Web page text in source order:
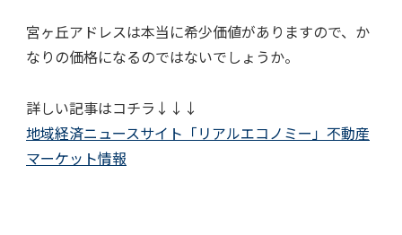
宮ヶ丘アドレスは本当に希少価値がありますので、か
なりの価格になるのではないでしょうか。
詳しい記事はコチラ↓↓↓
地域経済ニュースサイト「リアルエコノミー」不動産
マーケット情報